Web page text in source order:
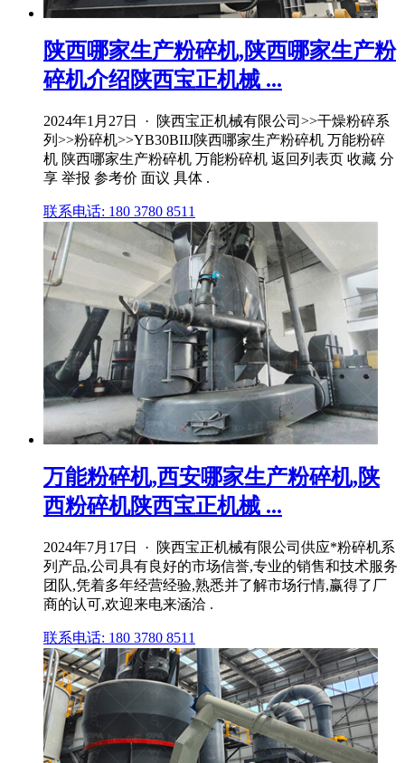
陕西哪家生产粉碎机,陕西哪家生产粉
碎机介绍陕西宝正机械 ...
2024年1月27日 · 陕西宝正机械有限公司>>干燥粉碎系
列>>粉碎机>>YB30BIIJ陕西哪家生产粉碎机 万能粉碎
机 陕西哪家生产粉碎机 万能粉碎机 返回列表页 收藏 分
享 举报 参考价 面议 具体 .
联系电话: 180 3780 8511
万能粉碎机,西安哪家生产粉碎机,陕
西粉碎机陕西宝正机械 ...
2024年7月17日 · 陕西宝正机械有限公司供应*粉碎机系
列产品,公司具有良好的市场信誉,专业的销售和技术服务
团队,凭着多年经营经验,熟悉并了解市场行情,赢得了厂
商的认可,欢迎来电来涵洽 .
联系电话: 180 3780 8511